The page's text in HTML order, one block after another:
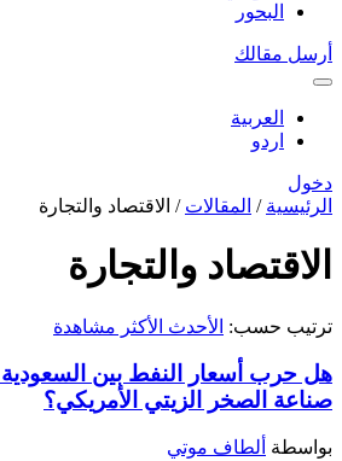
البحور
أرسل مقالك
العربية
اردو
دخول
الرئيسية / المقالات / الاقتصاد والتجارة
الاقتصاد والتجارة
ترتيب حسب: الأحدث الأكثر مشاهدة
هل حرب أسعار النفط بين
صناعة الصخر الزيتي الأمريكي؟
بواسطة ألطاف موتي